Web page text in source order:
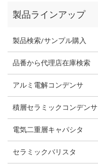
製品ラインアップ
製品検索/サンプル購入
品番から代理店在庫検索
アルミ電解コンデンサ
積層セラミックコンデンサ
電気二重層キャパシタ
セラミックバリスタ